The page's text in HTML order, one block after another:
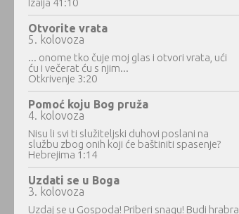
Izaija 41:10
Otvorite vrata
5. kolovoza
... onome tko čuje moj glas i otvori vrata, ući
ću i večerat ću s njim...
Otkrivenje 3:20
Pomoć koju Bog pruža
4. kolovoza
Nisu li svi ti služiteljski duhovi poslani na
službu zbog onih koji će baštiniti spasenje?
Hebrejima 1:14
Uzdati se u Boga
3. kolovoza
Uzdaj se u Gospoda! Priberi snagu! Budi hrabra